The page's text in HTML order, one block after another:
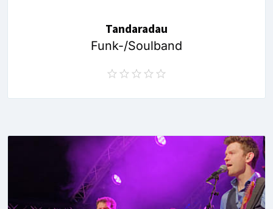
Tandaradau
Funk-/Soulband